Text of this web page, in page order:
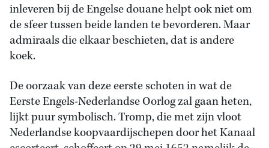
inleveren bij de Engelse douane helpt ook niet om
de sfeer tussen beide landen te bevorderen. Maar
admiraals die elkaar beschieten, dat is andere
koek.
De oorzaak van deze eerste schoten in wat de
Eerste Engels-Nederlandse Oorlog zal gaan heten,
lijkt puur symbolisch. Tromp, die met zijn vloot
Nederlandse koopvaardijschepen door het Kanaal